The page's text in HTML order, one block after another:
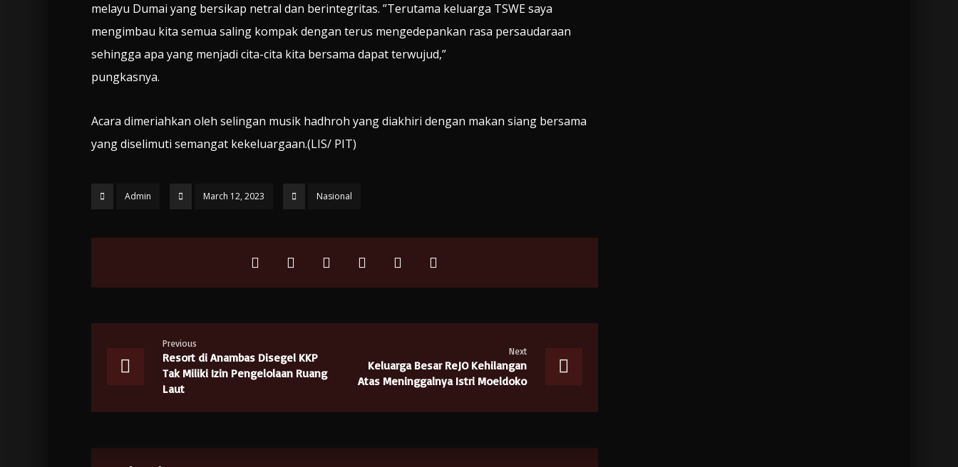
melayu Dumai yang bersikap netral dan berintegritas. ”Terutama keluarga TSWE saya
mengimbau kita semua saling kompak dengan terus mengedepankan rasa persaudaraan
sehingga apa yang menjadi cita-cita kita bersama dapat terwujud,”
pungkasnya.
Acara dimeriahkan oleh selingan musik hadhroh yang diakhiri dengan makan siang bersama
yang diselimuti semangat kekeluargaan.(LIS/ PIT)
Admin March 12, 2023 Nasional
Previous
Resort di Anambas Disegel KKP
Tak Miliki Izin Pengelolaan Ruang
Laut
Next
Keluarga Besar ReJO Kehilangan
Atas Meninggalnya Istri Moeldoko